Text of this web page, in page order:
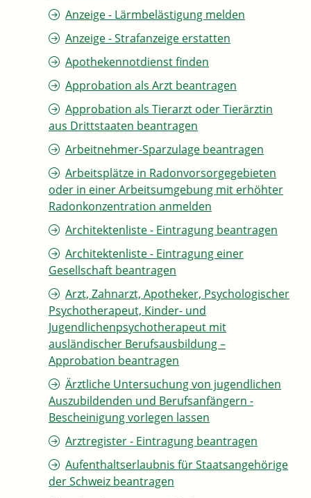
Anzeige - Lärmbelästigung melden
Anzeige - Strafanzeige erstatten
Apothekennotdienst finden
Approbation als Arzt beantragen
Approbation als Tierarzt oder Tierärztin
aus Drittstaaten beantragen
Arbeitnehmer-Sparzulage beantragen
Arbeitsplätze in Radonvorsorgegebieten
oder in einer Arbeitsumgebung mit erhöhter
Radonkonzentration anmelden
Architektenliste - Eintragung beantragen
Architektenliste - Eintragung einer
Gesellschaft beantragen
Arzt, Zahnarzt, Apotheker, Psychologischer
Psychotherapeut, Kinder- und
Jugendlichenpsychotherapeut mit
ausländischer Berufsausbildung –
Approbation beantragen
Ärztliche Untersuchung von jugendlichen
Auszubildenden und Berufsanfängern -
Bescheinigung vorlegen lassen
Arztregister - Eintragung beantragen
Aufenthaltserlaubnis für Staatsangehörige
der Schweiz beantragen